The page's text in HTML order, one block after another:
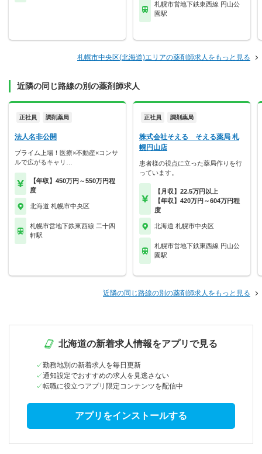
札幌市営地下鉄東西線 円山公
園駅
札幌市中央区(北海道)エリアの薬剤師求人をもっと見る
近隣の同じ路線の別の薬剤師求人
正社員 調剤薬局
法人名非公開
プライム上場！医療×不動産×コンサ
ルで広がるキャリ…
【年収】450万円～550万円程
度
北海道 札幌市中央区
札幌市営地下鉄東西線 二十四
軒駅
正社員 調剤薬局
株式会社そえる そえる薬局 札
幌円山店
患者様の視点に立った薬局作りを行
っています。
【月収】22.5万円以上
【年収】420万円～604万円程
度
北海道 札幌市中央区
札幌市営地下鉄東西線 円山公
園駅
近隣の同じ路線の別の薬剤師求人をもっと見る
北海道の新着求人情報をアプリで見る
勤務地別の新着求人を毎日更新
通知設定でおすすめの求人を見逃さない
転職に役立つアプリ限定コンテンツを配信中
アプリをインストールする